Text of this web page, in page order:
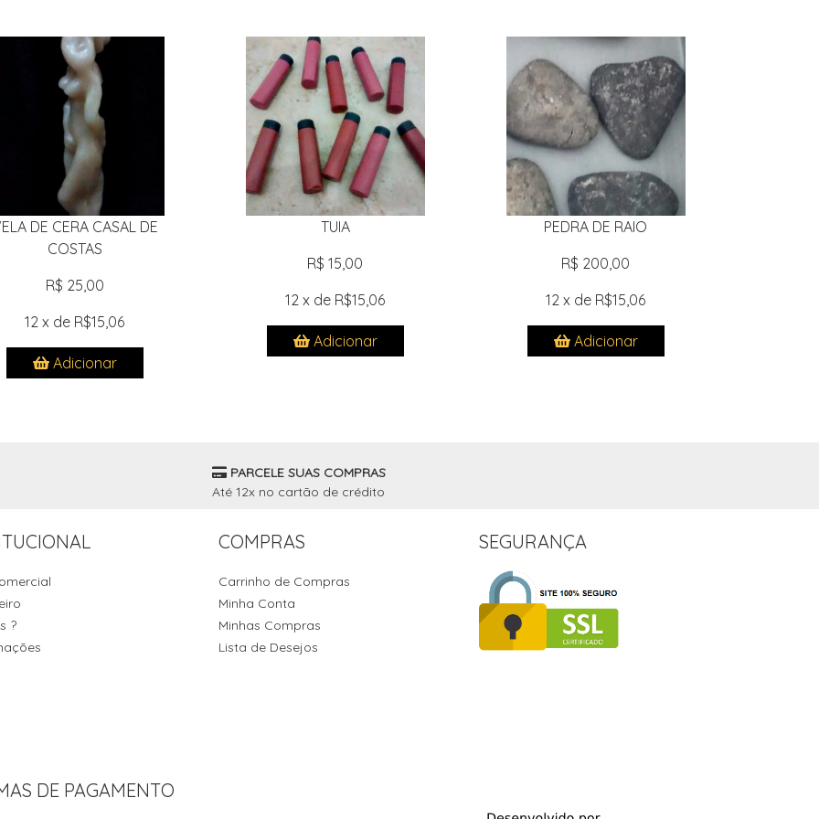
DE CERA CASAL DE
COSTAS
R$ 25,00
12 x de R$15,06
Adicionar
TUIA
R$ 15,00
12 x de R$15,06
Adicionar
PEDRA DE RAIO
R$ 200,00
12 x de R$15,06
Adicionar
PARCELE SUAS COMPRAS
Até 12x no cartão de crédito
?
COMPRAS
Carrinho de Compras
Minha Conta
Minhas Compras
Lista de Desejos
SEGURANÇA
DE PAGAMENTO